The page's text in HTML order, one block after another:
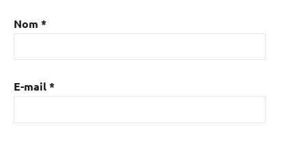
Nom *
E-mail*